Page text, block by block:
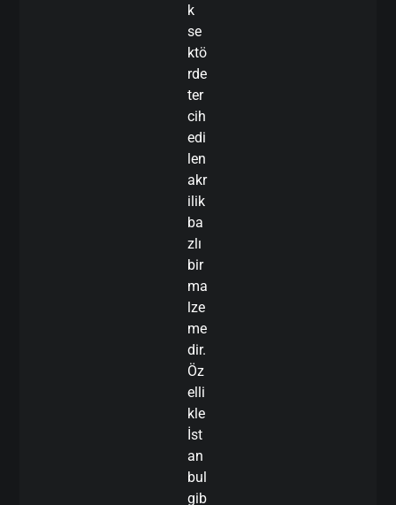
k
se
ktö
rde
ter
cih
edi
len
akr
ilik
ba
zlı
bir
ma
lze
me
dir.
Öz
elli
kle
İst
an
bul
gib